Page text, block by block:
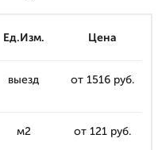
Ед.Изм. Цена
выезд от 1516 руб.
м2 от 121 руб.